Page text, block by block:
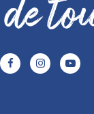
Lien
vers
Lien
vers
Lien